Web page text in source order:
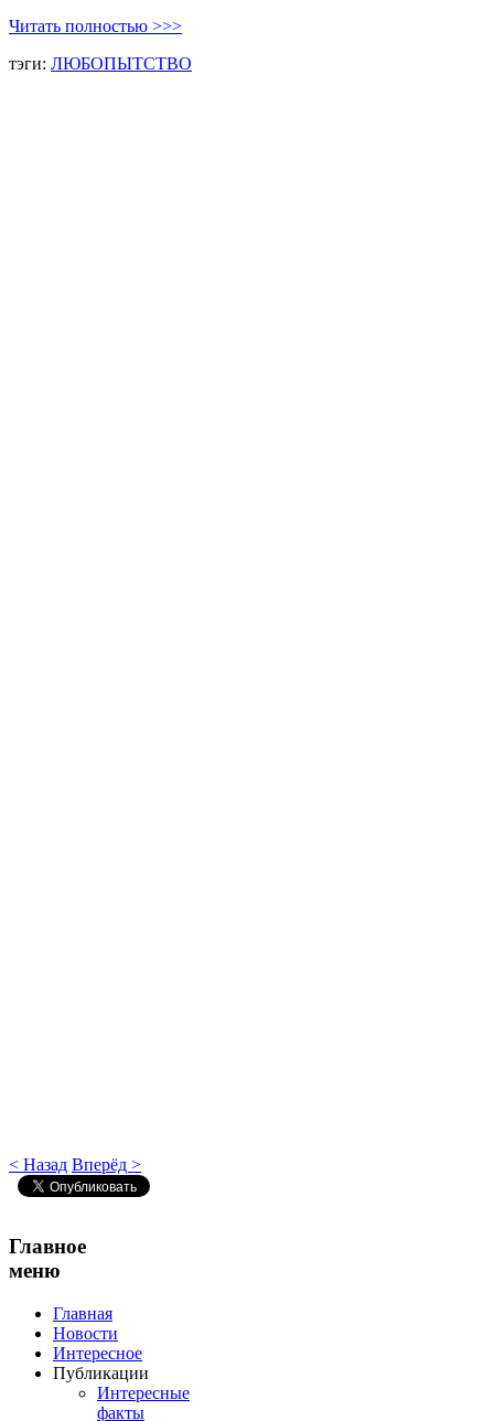
Читать полностью >>>
тэги: ЛЮБОПЫТСТВО
< Назад Вперёд >
Главное
меню
Главная
Новости
Интересное
Публикации
Интересные
факты